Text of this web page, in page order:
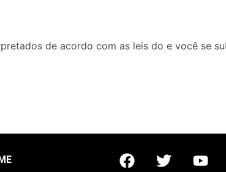
de acordo com as leis do e você se